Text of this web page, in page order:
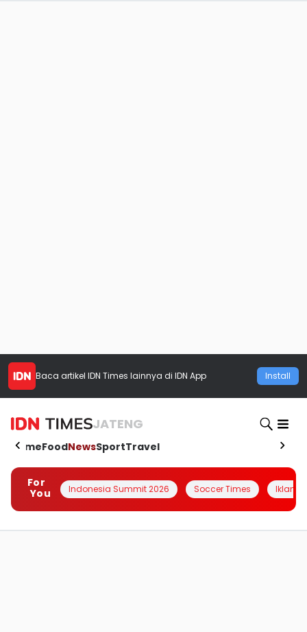
Baca artikel IDN Times lainnya di IDN App Install
JATENG
HomeFoodNewsSportTravel
For
You
Indonesia Summit 2026 Soccer Times Iklanin